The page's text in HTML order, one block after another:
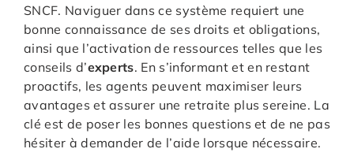
SNCF. Naviguer dans ce système requiert une
bonne connaissance de ses droits et obligations,
ainsi que l’activation de ressources telles que les
conseils d’experts. En s’informant et en restant
proactifs, les agents peuvent maximiser leurs
avantages et assurer une retraite plus sereine. La
clé est de poser les bonnes questions et de ne pas
hésiter à demander de l’aide lorsque nécessaire.